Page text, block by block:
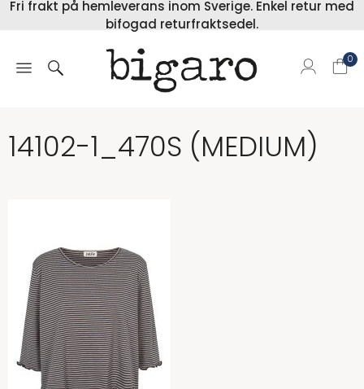
Fri frakt på hemleverans inom Sverige. Enkel retur med
bifogad returfraktsedel.
0
14102-1_470S (MEDIUM)